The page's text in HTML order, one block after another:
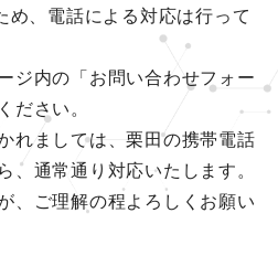
、電話による対応は行って
ジ内の「お問い合わせフォー
ださい。
れましては、栗田の携帯電話
、通常通り対応いたします。
、ご理解の程よろしくお願い